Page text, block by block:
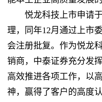
悦龙科技上市申请
理，同年12月通过上市
会注册批复。作为悦龙
销商，中泰证券充分发
高效推进各项工作，以
神，赢得了客户的高度认